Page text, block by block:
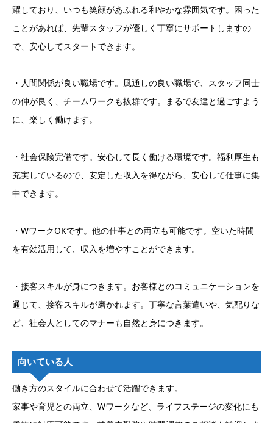
躍しており、いつも笑顔があふれる和やかな雰囲気です。困った
ことがあれば、先輩スタッフが優しく丁寧にサポートしますの
で、安心してスタートできます。
・人間関係が良い職場です。風通しの良い職場で、スタッフ同士
の仲が良く、チームワークも抜群です。まるで友達と過ごすよう
に、楽しく働けます。
・社会保険完備です。安心して長く働ける環境です。福利厚生も
充実しているので、安定した収入を得ながら、安心して仕事に集
中できます。
・WワークOKです。他の仕事との両立も可能です。空いた時間
を有効活用して、収入を増やすことができます。
・接客スキルが身につきます。お客様とのコミュニケーションを
通じて、接客スキルが磨かれます。丁寧な言葉遣いや、気配りな
ど、社会人としてのマナーも自然と身につきます。
向いている人
働き方のスタイルに合わせて活躍できます。
家事や育児との両立、Wワークなど、ライフステージの変化にも